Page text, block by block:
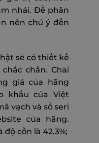
nhái. Để phân
nên chú ý đến
sẽ có thiết kế
chắn. Chai
giả của hãng
khẩu của Việt
vạch và số seri
của hãng.
cồn là 42.3%;